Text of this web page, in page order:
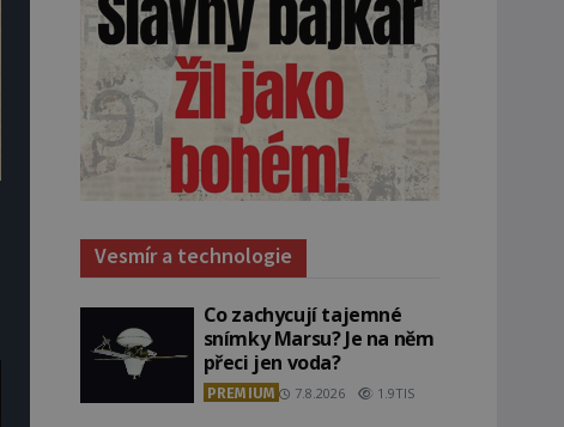
Vesmír a technologie
Co zachycují tajemné
snímky Marsu? Je na něm
přeci jen voda?
PREMIUM 7.8.2026 1.9TIS